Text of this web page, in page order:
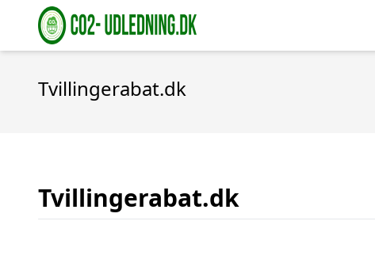
Tvillingerabat.dk
Tvillingerabat.dk